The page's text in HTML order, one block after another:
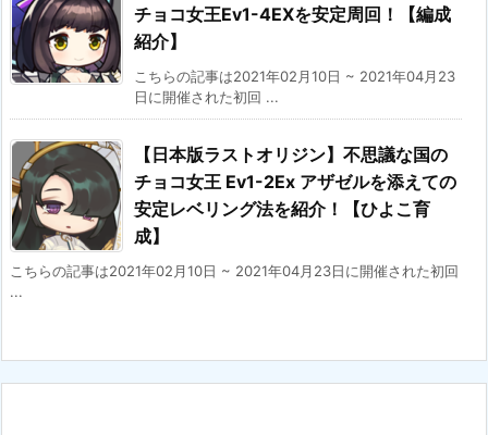
チョコ女王Ev1-4EXを安定周回！【編成
紹介】
こちらの記事は2021年02月10日 ~ 2021年04月23
日に開催された初回 ...
【日本版ラストオリジン】不思議な国の
チョコ女王 Ev1-2Ex アザゼルを添えての
安定レベリング法を紹介！【ひよこ育
成】
こちらの記事は2021年02月10日 ~ 2021年04月23日に開催された初回
...